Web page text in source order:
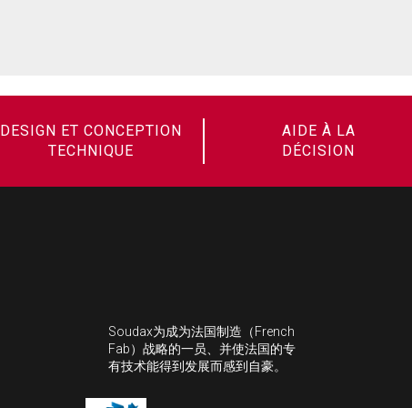
DESIGN ET CONCEPTION
TECHNIQUE
AIDE À LA
DÉCISION
Soudax为成为法国制造（French
Fab）战略的一员、并使法国的专
有技术能得到发展而感到自豪。